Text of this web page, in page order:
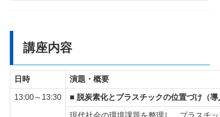
講座内容
日時 演題・概要
13:00～13:30 ■ 脱炭素化とプラスチックの位置づけ（導